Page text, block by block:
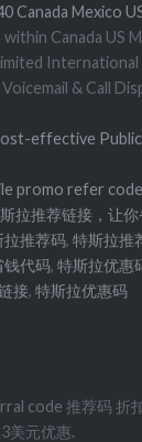
Canada Mexico
within Canada US
& Call
effective Public
promo refer
拉推荐链接，让
拉推荐码, 特斯拉推
钱代码, 特斯拉优惠
接, 特斯拉优惠码
code 推荐码 折
美元优惠.